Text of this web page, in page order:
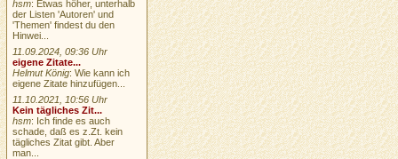
hsm: Etwas höher, unterhalb
der Listen 'Autoren' und
'Themen' findest du den
Hinwei...
11.09.2024, 09:36 Uhr
eigene Zitate...
Helmut König: Wie kann ich
eigene Zitate hinzufügen...
11.10.2021, 10:56 Uhr
Kein tägliches Zit...
hsm: Ich finde es auch
schade, daß es z.Zt. kein
tägliches Zitat gibt. Aber
man...